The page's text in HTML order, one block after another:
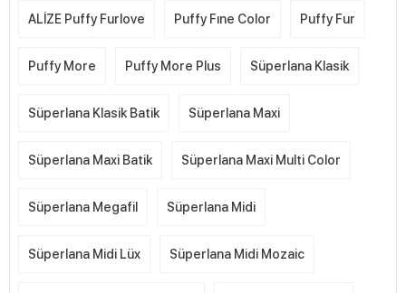
ALİZE Puffy Furlove Puffy Fıne Color Puffy Fur
Puffy More Puffy More Plus Süperlana Klasik
Süperlana Klasik Batik Süperlana Maxi
Süperlana Maxi Batik Süperlana Maxi Multi Color
Süperlana Megafil Süperlana Midi
Süperlana Midi Lüx Süperlana Midi Mozaic